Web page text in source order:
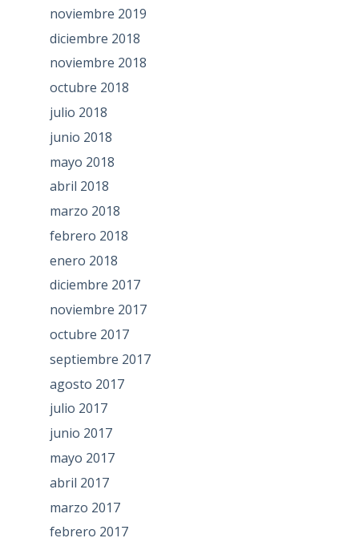
noviembre 2019
diciembre 2018
noviembre 2018
octubre 2018
julio 2018
junio 2018
mayo 2018
abril 2018
marzo 2018
febrero 2018
enero 2018
diciembre 2017
noviembre 2017
octubre 2017
septiembre 2017
agosto 2017
julio 2017
junio 2017
mayo 2017
abril 2017
marzo 2017
febrero 2017